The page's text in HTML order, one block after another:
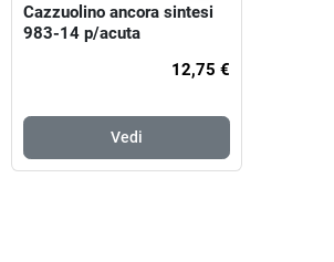
Cazzuolino ancora sintesi
983-14 p/acuta
12,75 €
Vedi